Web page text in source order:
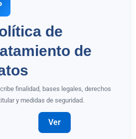
de
de
finalidad, bases legales, derechos
y medidas de seguridad.
Ver